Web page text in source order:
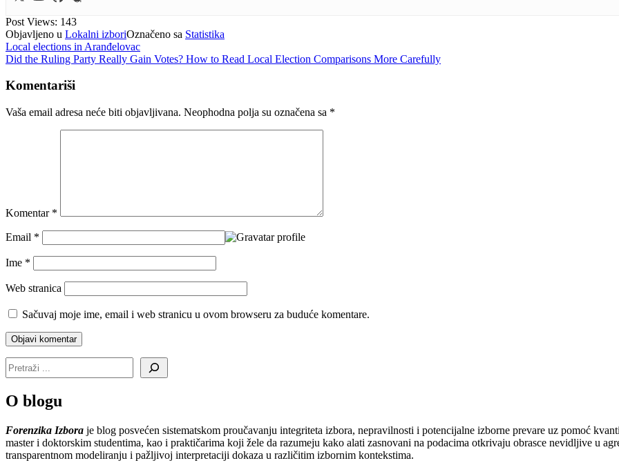
Post Views: 143
Objavljeno u Lokalni izboriOznačeno sa Statistika
Navigacija
članaka
Local elections in Aranđelovac
Did the Ruling Party Really Gain Votes? How to Read Local Election Comparisons More Carefully
Komentariši
Vaša email adresa neće biti objavljivana. Neophodna polja su označena sa *
Komentar *
Email *
Ime *
Web stranica
Sačuvaj moje ime, email i web stranicu u ovom browseru za buduće komentare.
O blogu
Forenzika Izbora je blog posvećen sistematskom proučavanju integriteta izbora, nepravilnosti i potencijalne izborne prevare uz pomoć
master i doktorskim studentima, kao i praktičarima koji žele da razumeju kako alati zasnovani na podacima otkrivaju obrasce nevidljive u
transparentnom modeliranju i pažljivoj interpretaciji dokaza u različitim izbornim kontekstima.